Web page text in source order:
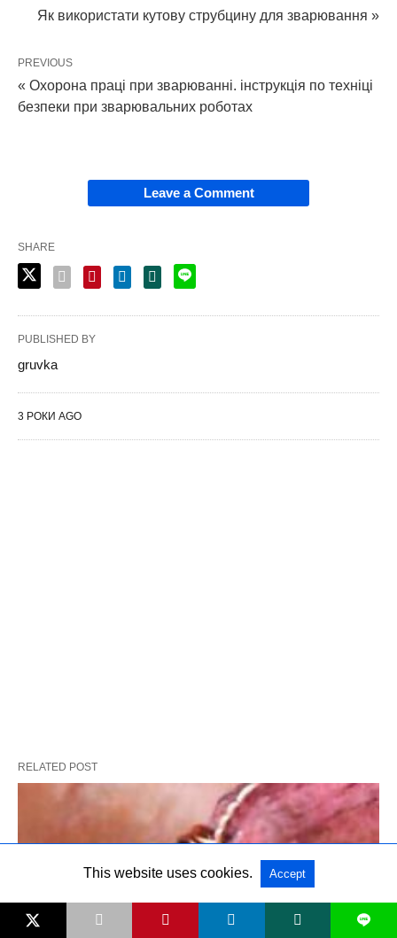
Як використати кутову струбцину для зварювання »
PREVIOUS
« Охорона праці при зварюванні. інструкція по техніці
безпеки при зварювальних роботах
Leave a Comment
SHARE
PUBLISHED BY
gruvka
3 РОКИ AGO
RELATED POST
L
This website uses cookies. Accept